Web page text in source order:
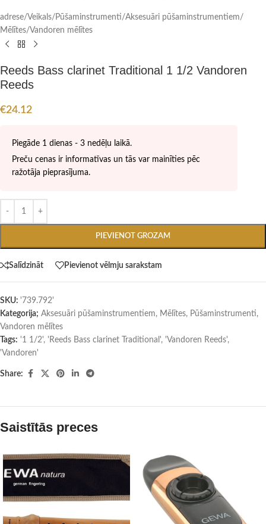
adrese/Veikals/ Pūšaminstrumenti/Aksesuāri pūšaminstrumentiem/
Mēlītes/Vandoren mēlītes
Reeds Bass clarinet Traditional 1 1/2 Vandoren
Reeds
€24.12
Piegāde 1 dienas - 3 nedēļu laikā.
Preču cenas ir informatīvas un tās var mainīties pēc
ražotāja pieprasījuma.
PIEVIENOT GROZAM
Salīdzināt Pievienot vēlmju sarakstam
SKU: '739.792'
Kategorija; Aksesuāri pūšaminstrumentiem, Mēlītes, Pūšaminstrumenti,
Vandoren mēlītes
Tags: '1 1/2', 'Reeds Bass clarinet Traditional', 'Vandoren Reeds',
'Vandoren'
Share:
Saistītās preces